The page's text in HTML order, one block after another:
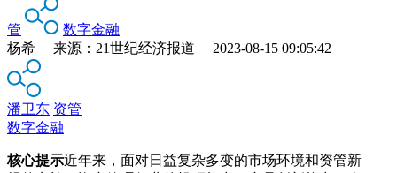
管
数字金融
杨希 来源：21世纪经济报道 2023-08-15 09:05:42
潘卫东 资管
数字金融
核心提示近年来，面对日益复杂多变的市场环境和资管新